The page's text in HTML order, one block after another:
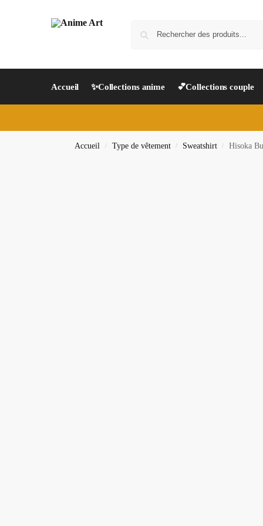
Accueil ✨Collections anime 💕Collections couple
Accueil / Type de vêtement / Sweatshirt / Hisoka